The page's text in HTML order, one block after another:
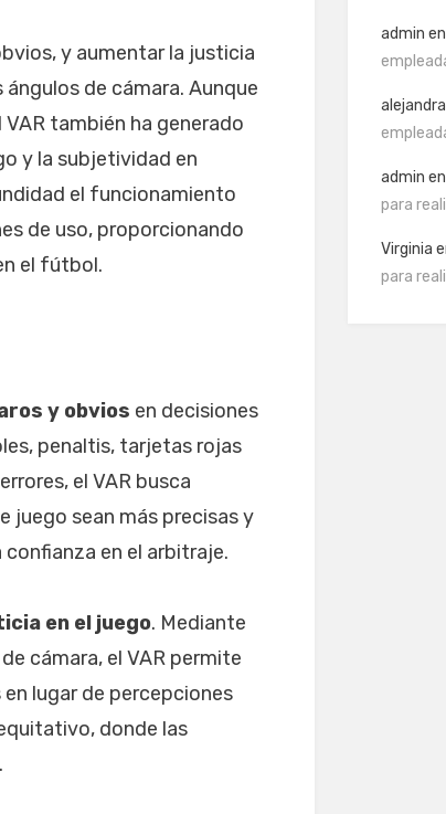
y aumentar la justicia
de cámara. Aunque
también ha generado
y la subjetividad en
el funcionamiento
de uso, proporcionando
el fútbol.
y obvios en decisiones
penaltis, tarjetas rojas
el VAR busca
juego sean más precisas y
en el arbitraje.
en el juego. Mediante
cámara, el VAR permite
lugar de percepciones
donde las
admin en
alejandra
admin en
para
Virginia
para